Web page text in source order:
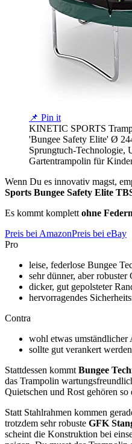
📌 Pin it
KINETIC SPORTS
'Bungee Safety Elite' Ø
Sprungtuch-Technologie,
Gartentrampolin für
Wenn Du es innovativ magst,
Sports Bungee Safety Elite
Es kommt komplett ohne Federn
Preis bei AmazonPreis bei eBay
Pro
leise, federlose Bungee
sehr dünner, aber robuster
dicker, gut gepolsteter
hervorragendes
Contra
wohl etwas umständlicher
sollte gut verankert
Stattdessen kommt Bungee
das Trampolin
Quietschen und Rost gehören so
Statt Stahlrahmen kommen
trotzdem sehr robuste GFK
scheint die Konstruktion bei